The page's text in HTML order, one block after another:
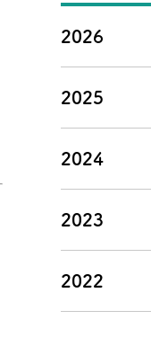
2026
2025
2024
2023
2022